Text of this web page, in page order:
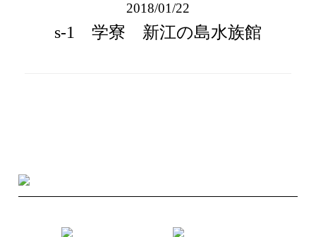
2018/01/22
s-1 学寮 新江の島水族館